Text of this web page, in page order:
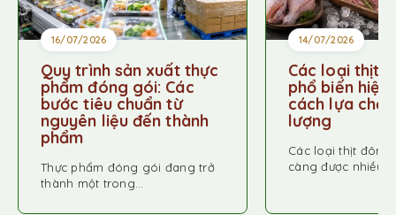
16/07/2026
Quy trình sản xuất thực
phẩm đóng gói: Các
bước tiêu chuẩn từ
nguyên liệu đến thành
phẩm
Thực phẩm đóng gói đang trở
thành một trong…
14/07/2026
Các loại thịt
phổ biến hiện
cách lựa
lượng
Các loại thịt đông
càng được nhiều…